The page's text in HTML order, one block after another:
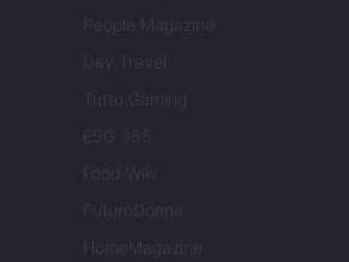
People Magazine
Day Travel
Tutto Gaming
ESG 365
Food Wiki
FuturoDonna
HomeMagazine